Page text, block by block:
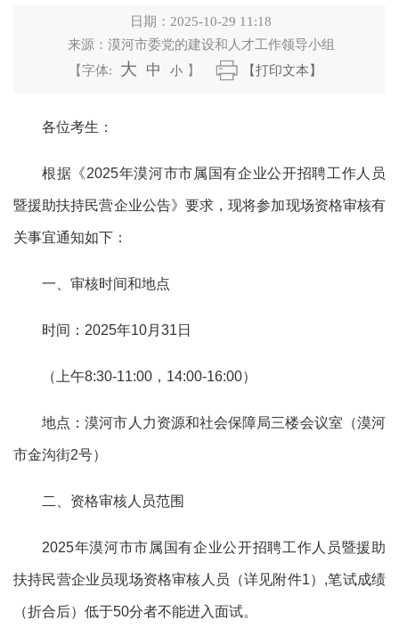
日期： 2025-10-29 11:18
来源： 漠河市委党的建设和人才工作领导小组
【字体:
大 中 小 】 【打印文本】
各位考生：
根据《2025年漠河市市属国有企业公开招聘工作人员
暨援助扶持民营企业公告》要求，现将参加现场资格审核有
关事宜通知如下：
一、审核时间和地点
时间： 2025年10月 31 日
（上午8:30-11:00，14:00-16:00）
地点：漠河市人力资源和社会保障局三楼会议室（漠河
市金沟街2号）
二、资格审核人员范围
2025年漠河市市属国有企业公开招聘工作人员暨援助
扶持民营企业员现场资格审核人员（详见附件1）,笔试成绩
（折合后）低于50分者不能进入面试。